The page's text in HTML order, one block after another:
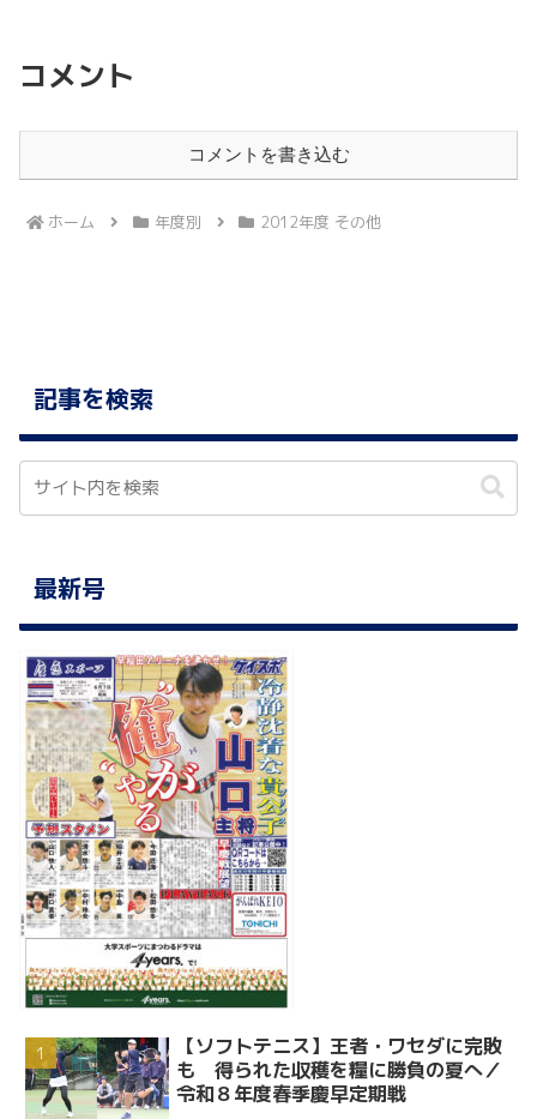
コメント
コメントを書き込む
ホーム 年度別 2012年度 その他
記事を検索
最新号
【ソフトテニス】王者・ワセダに完敗
も 得られた収穫を糧に勝負の夏へ／
令和８年度春季慶早定期戦